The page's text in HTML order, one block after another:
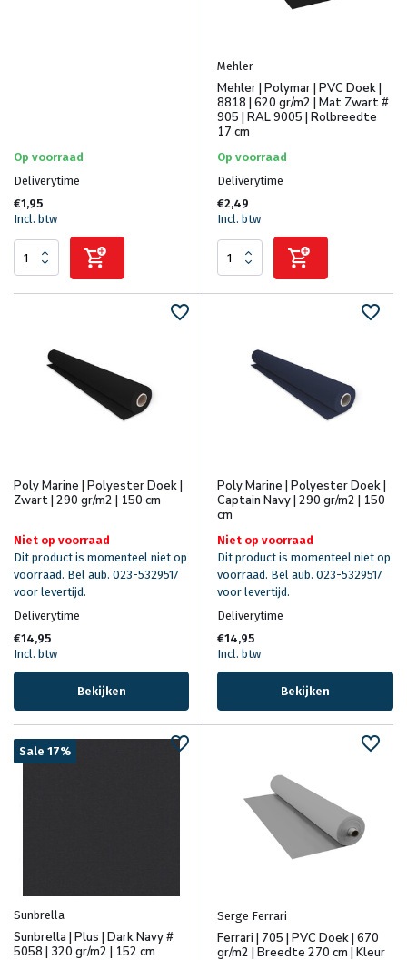
Op voorraad
Deliverytime
€1,95
Incl. btw
Mehler
Mehler | Polymar | PVC Doek |
8818 | 620 gr/m2 | Mat Zwart #
905 | RAL 9005 | Rolbreedte
17 cm
Op voorraad
Deliverytime
€2,49
Incl. btw
Poly Marine | Polyester Doek |
Zwart | 290 gr/m2 | 150 cm
Niet op voorraad
Dit product is momenteel niet op
voorraad. Bel aub. 023-5329517
voor levertijd.
Deliverytime
€14,95
Incl. btw
Bekijken
Poly Marine | Polyester Doek |
Captain Navy | 290 gr/m2 | 150
cm
Niet op voorraad
Dit product is momenteel niet op
voorraad. Bel aub. 023-5329517
voor levertijd.
Deliverytime
€14,95
Incl. btw
Bekijken
Sale 17%
Sunbrella
Sunbrella | Plus | Dark Navy #
5058 | 320 gr/m2 | 152 cm
Serge Ferrari
Ferrari | 705 | PVC Doek | 670
gr/m2 | Breedte 270 cm | Kleur